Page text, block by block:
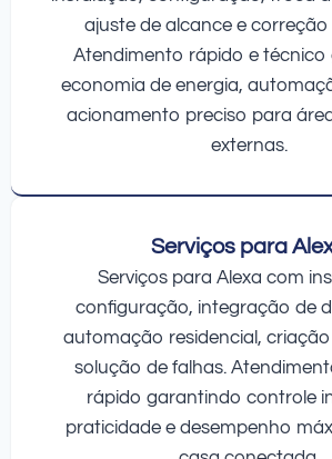
ajuste de alcance e correção
Atendimento rápido e técnico
economia de energia,
acionamento preciso para
externas.
Serviços para
Serviços para Alexa com
configuração, integração de
automação residencial,
solução de falhas.
rápido garantindo controle
praticidade e desempenho